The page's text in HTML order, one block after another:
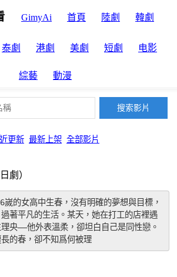
GimyAi 首頁 陸劇 韓劇
泰劇 港劇 美劇 短劇 电影
綜藝 動漫
更新 最新上架 全部影片
日劇）
嵗的女高中生春，沒有明確的夢想與目標，
著平凡的生活。某天，她在打工的店裡遇
央——他外表溫柔，卻坦白自己是同性戀。
的春，卻不知爲何被理